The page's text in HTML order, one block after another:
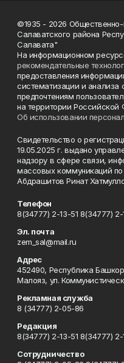
©1935 - 2026 Общественно-
Салаватского района
Салавата"
На информационном
рекомендательные
предоставления
систематизации и анализа
предпочтениям
на территории Российской
Об использовании
Свидетельство о
19.05.2025 г. выдано
надзору в сфере связи,
массовых коммуникаций
Абдрашитов Ринат
Телефон
8(34777) 2-13-51 8(34777)
Эл. почта
zem_sal@mail.ru
Адрес
452490, Республика
Малояз, ул.
Рекламная служба
8 (34777) 2-05-86
Редакция
8(34777) 2-13-51 8(34777)
Сотрудничество